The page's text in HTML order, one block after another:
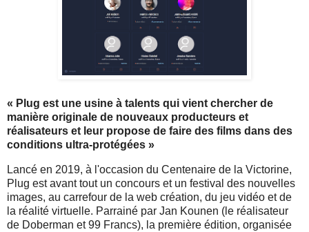
« Plug est une usine à talents qui vient chercher de
manière originale de nouveaux producteurs et
réalisateurs et leur propose de faire des films dans des
conditions ultra-protégées »
Lancé en 2019, à l'occasion du Centenaire de la Victorine,
Plug est avant tout un concours et un festival des nouvelles
images, au carrefour de la web création, du jeu vidéo et de
la réalité virtuelle. Parrainé par Jan Kounen (le réalisateur
de Doberman et 99 Francs), la première édition, organisée